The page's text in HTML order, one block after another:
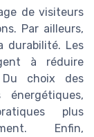
de visiteurs
Par ailleurs,
durabilité. Les
à réduire
Du choix des
plus
Enfin,